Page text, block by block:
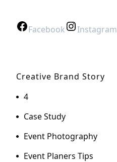
Facebook Instagram
Creative Brand Story
4
Case Study
Event Photography
Event Planers Tips